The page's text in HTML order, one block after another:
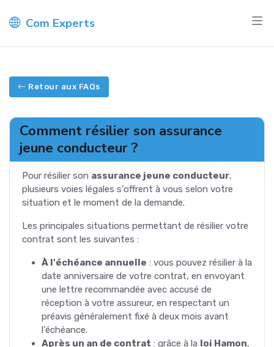
Com Experts
Retour aux FAQs
Comment résilier son assurance
jeune conducteur ?
Pour résilier son assurance jeune conducteur,
plusieurs voies légales s'offrent à vous selon votre
situation et le moment de la demande.
Les principales situations permettant de résilier votre
contrat sont les suivantes :
À l'échéance annuelle : vous pouvez résilier à la
date anniversaire de votre contrat, en envoyant
une lettre recommandée avec accusé de
réception à votre assureur, en respectant un
préavis généralement fixé à deux mois avant
l'échéance.
Après un an de contrat : grâce à la loi Hamon,